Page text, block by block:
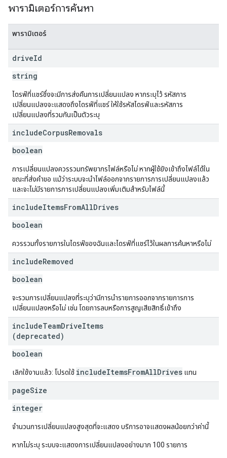
พารามิเตอร์การค้นหา
พารามิเตอร์
driveId
string
ไดรฟ์ที่แชร์ซึ่งจะมีการส่งคืนการเปลี่ยนแปลง หากระบุไว้ รหัสการ
เปลี่ยนแปลงจะแสดงถึงไดรฟ์ที่แชร์ ให้ใช้รหัสไดรฟ์และรหัสการ
เปลี่ยนแปลงที่รวมกันเป็นตัวระบุ
includeCorpusRemovals
boolean
การเปลี่ยนแปลงควรรวมทรัพยากรไฟล์หรือไม่ หากผู้ใช้ยังเข้าถึงไฟล์ได้ใน
ขณะที่ส่งคำขอ แม้ว่าระบบจะนำไฟล์ออกจากรายการการเปลี่ยนแปลงแล้ว
และจะไม่มีรายการการเปลี่ยนแปลงเพิ่มเติมสำหรับไฟล์นี้
includeItemsFromAllDrives
boolean
ควรรวมทั้งรายการในไดรฟ์ของฉันและไดรฟ์ที่แชร์ไว้ในผลการค้นหาหรือไม่
includeRemoved
boolean
จะรวมการเปลี่ยนแปลงที่ระบุว่ามีการนำรายการออกจากรายการการ
เปลี่ยนแปลงหรือไม่ เช่น โดยการลบหรือการสูญเสียสิทธิ์เข้าถึง
includeTeamDriveItems
(deprecated)
boolean
เลิกใช้งานแล้ว: โปรดใช้ includeItemsFromAllDrives แทน
pageSize
integer
จำนวนการเปลี่ยนแปลงสูงสุดที่จะแสดง บริการอาจแสดงผลน้อยกว่าค่านี้
หากไม่ระบุ ระบบจะแสดงการเปลี่ยนแปลงอย่างมาก 100 รายการ